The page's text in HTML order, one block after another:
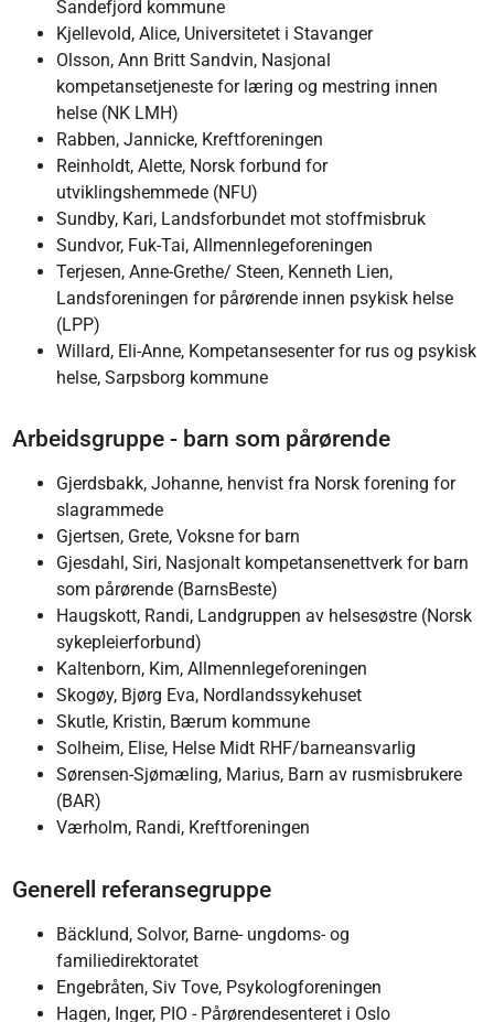
Sandefjord kommune
Kjellevold, Alice, Universitetet i Stavanger
Olsson, Ann Britt Sandvin, Nasjonal
kompetansetjeneste for læring og mestring innen
helse (NK LMH)
Rabben, Jannicke, Kreftforeningen
Reinholdt, Alette, Norsk forbund for
utviklingshemmede (NFU)
Sundby, Kari, Landsforbundet mot stoffmisbruk
Sundvor, Fuk-Tai, Allmennlegeforeningen
Terjesen, Anne-Grethe/ Steen, Kenneth Lien,
Landsforeningen for pårørende innen psykisk helse
(LPP)
Willard, Eli-Anne, Kompetansesenter for rus og psykisk
helse, Sarpsborg kommune
Arbeidsgruppe - barn som pårørende
Gjerdsbakk, Johanne, henvist fra Norsk forening for
slagrammede
Gjertsen, Grete, Voksne for barn
Gjesdahl, Siri, Nasjonalt kompetansenettverk for barn
som pårørende (BarnsBeste)
Haugskott, Randi, Landgruppen av helsesøstre (Norsk
sykepleierforbund)
Kaltenborn, Kim, Allmennlegeforeningen
Skogøy, Bjørg Eva, Nordlandssykehuset
Skutle, Kristin, Bærum kommune
Solheim, Elise, Helse Midt RHF/barneansvarlig
Sørensen-Sjømæling, Marius, Barn av rusmisbrukere
(BAR)
Værholm, Randi, Kreftforeningen
Generell referansegruppe
Bäcklund, Solvor, Barne- ungdoms- og
familiedirektoratet
Engebråten, Siv Tove, Psykologforeningen
Hagen, Inger, PIO - Pårørendesenteret i Oslo